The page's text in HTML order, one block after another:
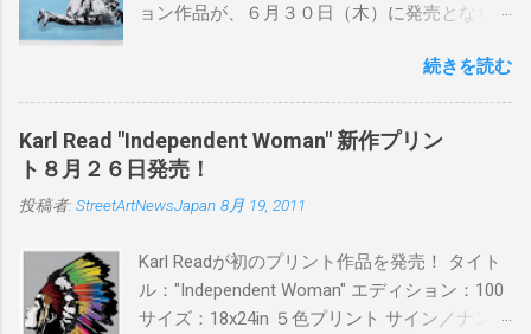
ョン作品が、６月３０日（木）に発売となり
品に落とし込むスタイルは今作でも健在。(
PITSの過去記事はこちらから ) 発売日：6月30
日(木)19時 タイトル：SWEET KISS カラー：
BLUE/MINT GREEN/PINK/YELLOW エディショ
ン：各色５ サイズ：800mm × 550mm 価格：
¥16,000(¥17,280) 購入は、 こちら から
続きを読む
Karl Read "Independent Woman" 新作プリン
ト８月２６日発売！
投稿者: StreetArtNewsJapan 8月 19, 2011
Karl Readが初のプリント作品を発売！ タイト
ル："Independent Woman" エディション：100
サイズ：18x24in ５色プリント サイン／ナンバ